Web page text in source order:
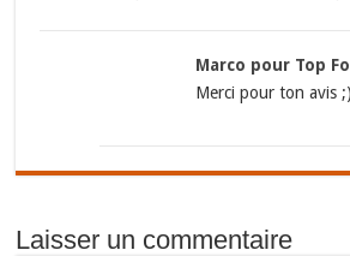
Marco pour Top
Merci pour ton avis ;)
Laisser un commentaire